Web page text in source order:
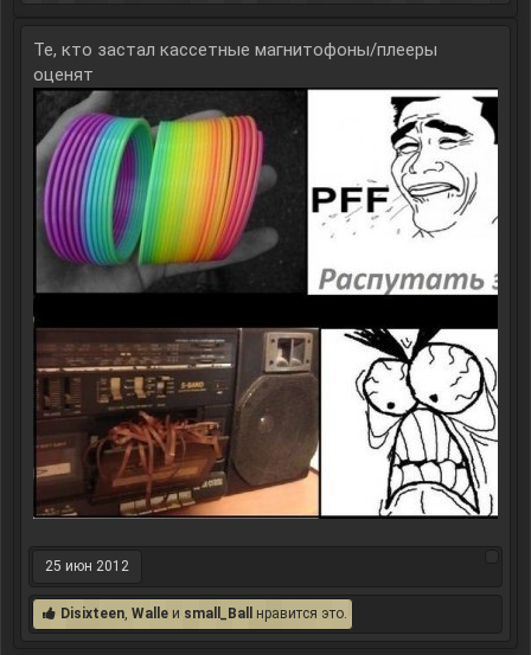
Те, кто застал кассетные магнитофоны/плееры
оценят
25 июн 2012
Disixteen, Walle и small_Ball нравится это.